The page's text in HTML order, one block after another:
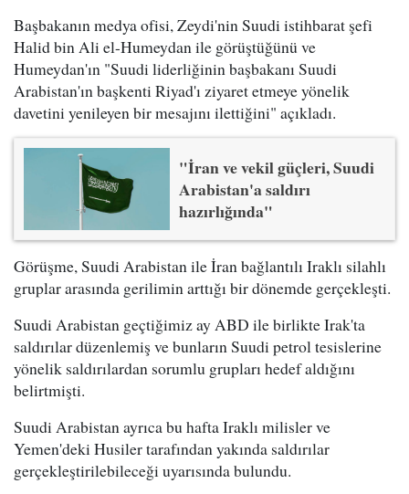
Başbakanın medya ofisi, Zeydi'nin Suudi istihbarat şefi
Halid bin Ali el-Humeydan ile görüştüğünü ve
Humeydan'ın "Suudi liderliğinin başbakanı Suudi
Arabistan'ın başkenti Riyad'ı ziyaret etmeye yönelik
davetini yenileyen bir mesajını ilettiğini" açıkladı.
"İran ve vekil güçleri, Suudi
Arabistan'a saldırı
hazırlığında"
Görüşme, Suudi Arabistan ile İran bağlantılı Iraklı silahlı
gruplar arasında gerilimin arttığı bir dönemde gerçekleşti.
Suudi Arabistan geçtiğimiz ay ABD ile birlikte Irak'ta
saldırılar düzenlemiş ve bunların Suudi petrol tesislerine
yönelik saldırılardan sorumlu grupları hedef aldığını
belirtmişti.
Suudi Arabistan ayrıca bu hafta Iraklı milisler ve
Yemen'deki Husiler tarafından yakında saldırılar
gerçekleştirilebileceği uyarısında bulundu.